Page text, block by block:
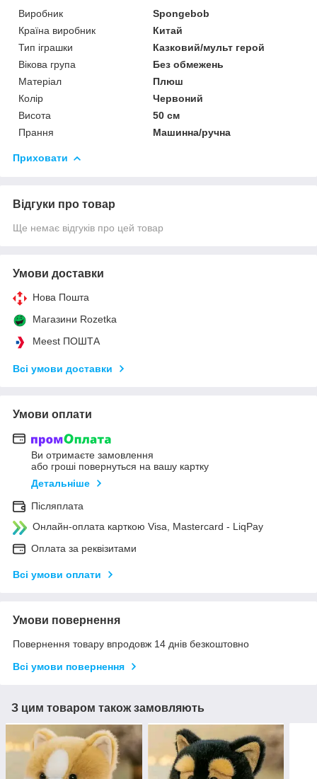
Виробник
Spongebob
Країна виробник
Китай
Тип іграшки
Казковий/мульт герой
Вікова група
Без обмежень
Матеріал
Плюш
Колір
Червоний
Висота
50 см
Прання
Машинна/ручна
Приховати
Відгуки про товар
Ще немає відгуків про цей товар
Умови доставки
Нова Пошта
Магазини Rozetka
Meest ПОШТА
Всі умови доставки
Умови оплати
Ви отримаєте замовлення
або гроші повернуться на вашу картку
Детальніше
Післяплата
Онлайн-оплата карткою Visa, Mastercard - LiqPay
Оплата за реквізитами
Всі умови оплати
Умови повернення
Повернення товару впродовж 14 днів безкоштовно
Всі умови повернення
З цим товаром також замовляють